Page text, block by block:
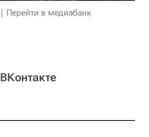
Перейти в медиабанк
ВКонтакте